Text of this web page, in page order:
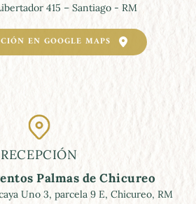
415 – Santiago - RM
EN GOOGLE MAPS
RECEPCIÓN
Palmas de Chicureo
Uno 3, parcela 9 E, Chicureo, RM